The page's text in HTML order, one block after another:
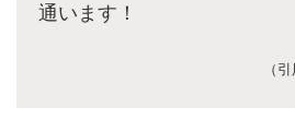
通います！
（